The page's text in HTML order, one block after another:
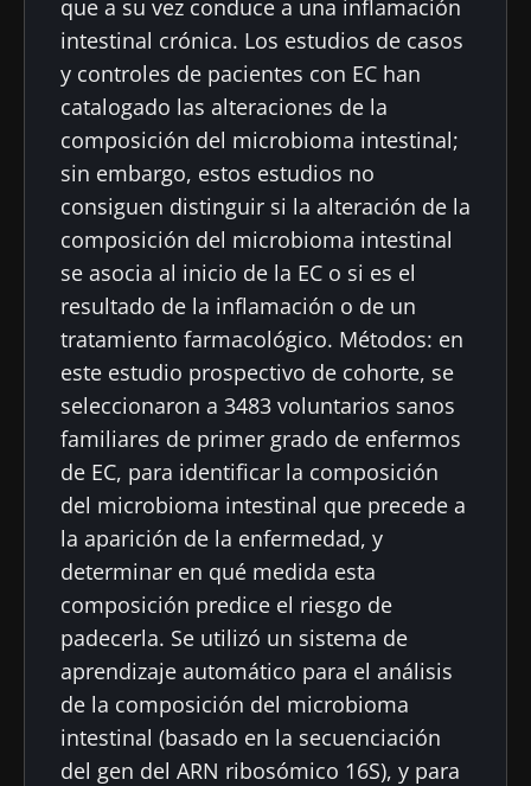
que a su vez conduce a una inflamación
intestinal crónica. Los estudios de casos
y controles de pacientes con EC han
catalogado las alteraciones de la
composición del microbioma intestinal;
sin embargo, estos estudios no
consiguen distinguir si la alteración de la
composición del microbioma intestinal
se asocia al inicio de la EC o si es el
resultado de la inflamación o de un
tratamiento farmacológico. Métodos: en
este estudio prospectivo de cohorte, se
seleccionaron a 3483 voluntarios sanos
familiares de primer grado de enfermos
de EC, para identificar la composición
del microbioma intestinal que precede a
la aparición de la enfermedad, y
determinar en qué medida esta
composición predice el riesgo de
padecerla. Se utilizó un sistema de
aprendizaje automático para el análisis
de la composición del microbioma
intestinal (basado en la secuenciación
del gen del ARN ribosómico 16S), y para